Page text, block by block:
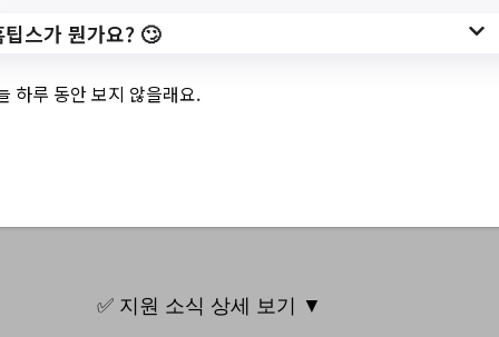
3. 온라인 부모교육 '집
✅ 지원 소식 상세 보기 ▼
팁스가 뭔가요? 🙄
하루 동안 보지 않을래요.